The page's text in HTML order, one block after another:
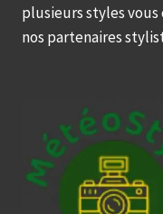
plusieurs styles
nos partenaires